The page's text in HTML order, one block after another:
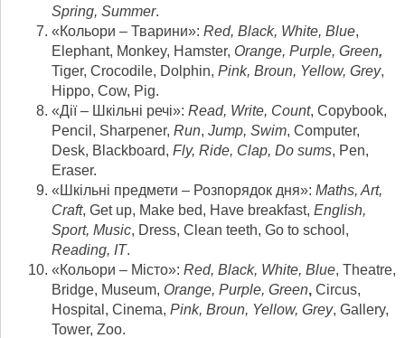
Spring, Summer.
«Кольори – Тварини»: Red, Black, White, Blue,
Elephant, Monkey, Hamster, Orange, Purple, Green,
Tiger, Crocodile, Dolphin, Pink, Broun, Yellow, Grey,
Hippo, Cow, Pig.
«Дії – Шкільні речі»: Read, Write, Count, Copybook,
Pencil, Sharpener, Run, Jump, Swim, Computer,
Desk, Blackboard, Fly, Ride, Clap, Do sums, Pen,
Eraser.
«Шкільні предмети – Розпорядок дня»: Maths, Art,
Craft, Get up, Make bed, Have breakfast, English,
Sport, Music, Dress, Clean teeth, Go to school,
Reading, IT.
«Кольори – Місто»: Red, Black, White, Blue, Theatre,
Bridge, Museum, Orange, Purple, Green, Circus,
Hospital, Cinema, Pink, Broun, Yellow, Grey, Gallery,
Tower, Zoo.